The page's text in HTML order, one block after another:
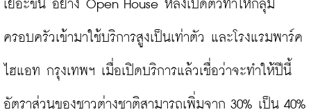
เยอะขึ้น อย่าง Open House หลังเปิดตัวทำให้กลุ่ม
ครอบครัวเข้ามาใช้บริการสูงเป็นเท่าตัว และโรงแรมพาร์ค
ไฮแอท กรุงเทพฯ เมื่อเปิดบริการแล้วเชื่อว่าจะทำให้ปีนี้
อัตราส่วนของชาวต่างชาติสามารถเพิ่มจาก 30% เป็น 40%